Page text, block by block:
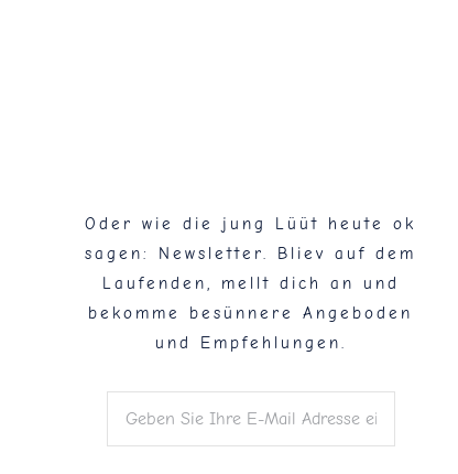
Oder wie die jung Lüüt heute ok
sagen: Newsletter. Bliev auf dem
Laufenden, mellt dich an und
bekomme besünnere Angeboden
und Empfehlungen.